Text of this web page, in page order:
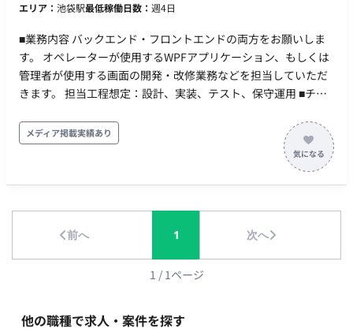
エリア： 池袋駅最低稼働日数： 週4日
■業務内容 バックエンド・フロントエンドの両方をお願いしま
す。 オペレーターが使用するWPFアプリケーション、もしくは
管理者が使用する画面の開発・改修業務などを担当していただ
きます。 担当工程想定：設計、実装、テスト、保守運用 ■チー
20名・6名に分かれます。 ■開発環境 ・言語：
C#,JavaScript,jQuery,CSS ・フレームワーク：ASP.NET,WPF ・
ケーションツール：Teams ■働き方 ・稼働量：週4以上 ・稼働
メディア掲載実績あり
前へ 1 次へ
1 / 1ページ
他の職種で求人・案件を探す